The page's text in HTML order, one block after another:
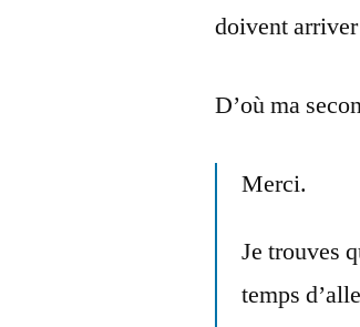
doivent
D’où ma
Merci.
Je trouves
temps